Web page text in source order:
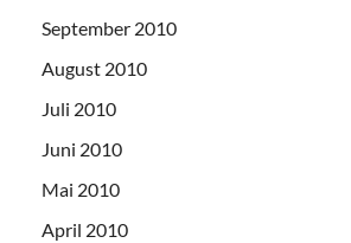
September 2010
August 2010
Juli 2010
Juni 2010
Mai 2010
April 2010